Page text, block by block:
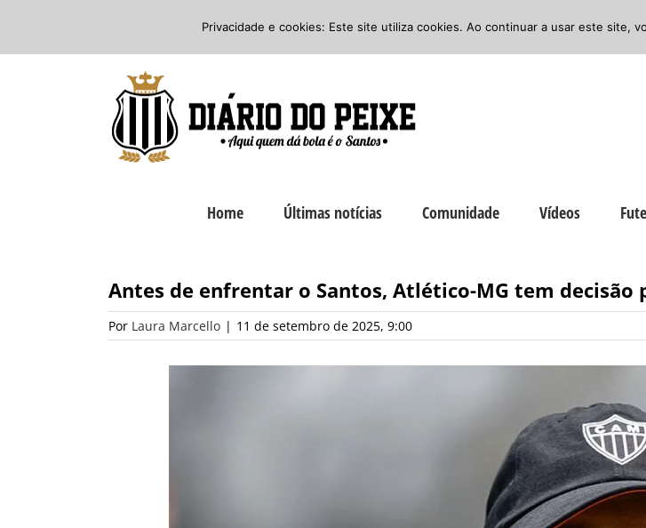
o
Facebook
Instagram
Home Últimas notícias Comunidade Vídeos
Antes de enfrentar o Santos, Atlético-MG tem decisão
Por Laura Marcello | 11 de setembro de 2025, 9:00
Privacidade e cookies: Este site utiliza cookies. Ao continuar a usar este site,